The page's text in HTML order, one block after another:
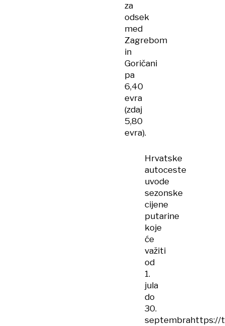
za
odsek
med
Zagrebom
in
Goričani
pa
6,40
evra
(zdaj
5,80
evra).
Hrvatske
autoceste
uvode
sezonske
cijene
putarine
koje
će
važiti
od
1.
jula
do
30.
septembrahttps://